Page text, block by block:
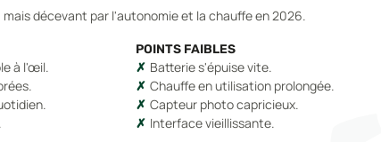
décevant par l'autonomie et la chauffe en 2026.
à l'œil.
POINTS FAIBLES
Batterie s'épuise vite.
Chauffe en utilisation prolongée.
Capteur photo capricieux.
Interface vieillissante.